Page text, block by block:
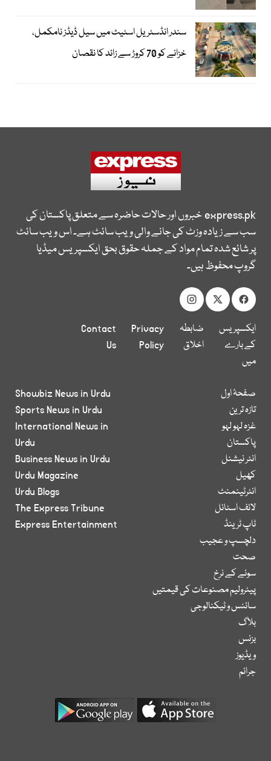
سندر انڈسٹریل اسٹیٹ میں سیل ڈیڈز نامکمل،
خزانے کو 70 کروڑ سے زائد کا نقصان
express.pkخبروں اور حالات حاضرہ سے متعلق پاکستان کی
سب سے زیادہ وزٹ کی جانے والی ویب سائٹ ہے۔ اس ویب سائٹ
پر شائع شدہ تمام مواد کے جملہ حقوق بحق ایکسپریس میڈیا
گروپ محفوظ ہیں۔
ایکسپریس
کے بارے
میں
ضابطہ
اخلاق
Privacy
Policy
Contact
Us
صفحۂ اول
تازہ ترین
غزہ لہو لہو
پاکستان
انٹر نیشنل
کھیل
انٹرٹینمنٹ
لائف اسٹائل
ٹاپ ٹرینڈ
دلچسپ و عجیب
صحت
سونے کے نرخ
پیٹرولیم مصنوعات کی قیمتیں
سائنس و ٹیکنالوجی
بلاگ
بزنس
ویڈیوز
جرائم
Showbiz News in Urdu
Sports News in Urdu
International News in
Urdu
Business News in Urdu
Urdu Magazine
Urdu Blogs
The Express Tribune
Express Entertainment